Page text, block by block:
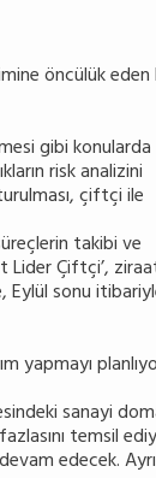
öncülük
gibi konularda
risk analizini
çiftçi ile
takibi ve
Lider Çiftçi’,
Eylül sonu
yapmayı
sanayi
temsil
edecek.